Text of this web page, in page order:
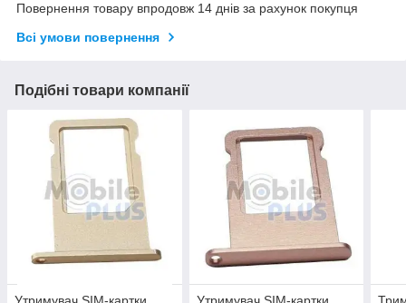
Повернення товару впродовж 14 днів за рахунок покупця
Всі умови повернення
Подібні товари компанії